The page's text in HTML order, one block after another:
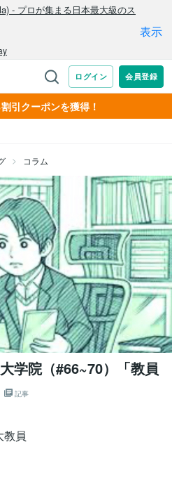
引クーポンを獲得！
コラム
学院（#66~70）「教員
記事
教員